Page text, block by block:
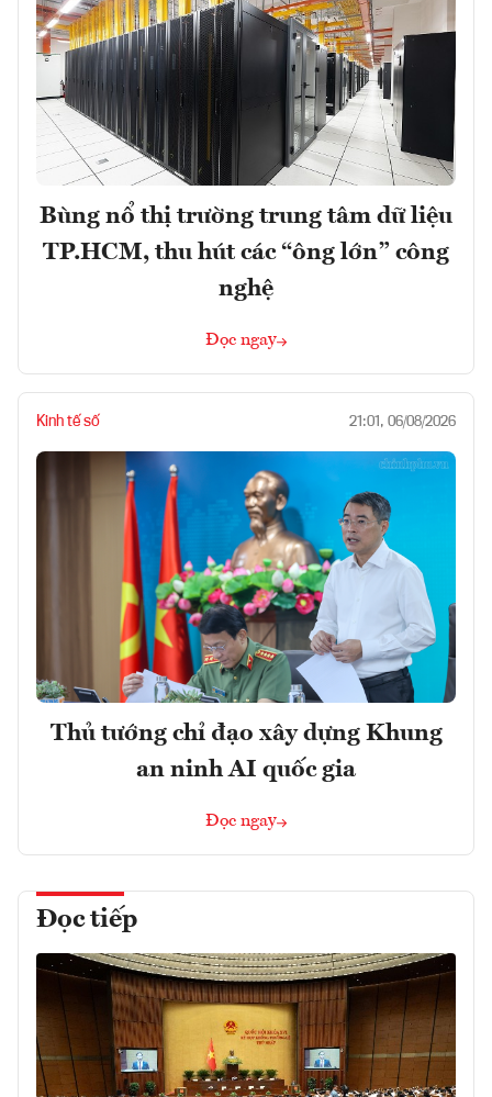
Bùng nổ thị trường trung tâm dữ liệu
TP.HCM, thu hút các “ông lớn” công
nghệ
Đọc ngay
Kinh tế số 21:01, 06/08/2026
Thủ tướng chỉ đạo xây dựng Khung
an ninh AI quốc gia
Đọc ngay
Đọc tiếp